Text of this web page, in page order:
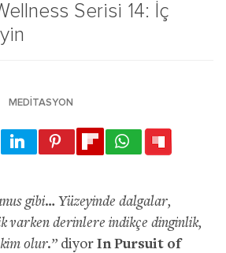
Serisi 14: İç
MEDITASYON
gibi… Yüzeyinde dalgalar,
varken derinlere indikçe dinginlik,
olur.” diyor In Pursuit of